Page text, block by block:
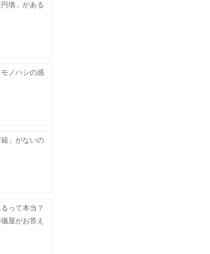
墳」がある
ノハシの感
」がないの
って本当？
屋がお答え